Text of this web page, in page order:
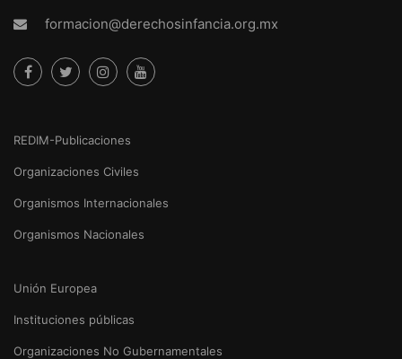
formacion@derechosinfancia.org.mx
REDIM-Publicaciones
Organizaciones Civiles
Organismos Internacionales
Organismos Nacionales
Unión Europea
Instituciones públicas
Organizaciones No Gubernamentales